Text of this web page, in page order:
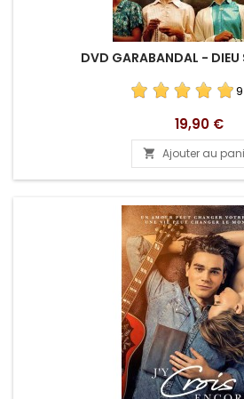
DVD GARABANDAL - DIEU
Prix
19,90 €
 Ajouter au